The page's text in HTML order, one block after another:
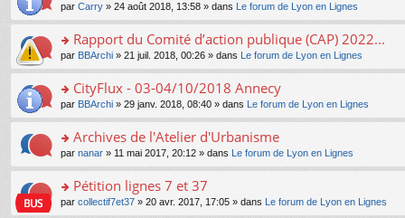
c
e
nt
pl
u
s
ré
c
e
nt
n
le
pl
u
s
ré
c
e
nt
g
e
n
n
le
pl
u
s
ré
c
e
nt
e
s
a
g
e
n
n
le
pl
u
s
ré
c
er
le
m
e
s
a
g
e
n
n
le
pl
u
o
n
s
ult
er
le
m
e
s
a
g
e
n
n
par Carry » 24 août 2018, 13:58 » dans Le forum de Lyon en Lignes
o
n
s
ult
er
le
m
e
s
a
g
Rapport du Comité d’action publique (CAP) 2022...
par BBArchi » 21 juil. 2018, 00:26 » dans Le forum de Lyon en Lignes
o
n
s
ult
er
le
m
e
s
CityFlux - 03-04/10/2018 Annecy
par BBArchi » 29 janv. 2018, 08:40 » dans Le forum de Lyon en Lignes
o
n
s
ult
er
Archives de l'Atelier d'Urbanisme
par nanar » 11 mai 2017, 20:12 » dans Le forum de Lyon en Lignes
o
n
Pétition lignes 7 et 37
par collectif7et37 » 20 avr. 2017, 17:05 » dans Le forum de Lyon en Lignes